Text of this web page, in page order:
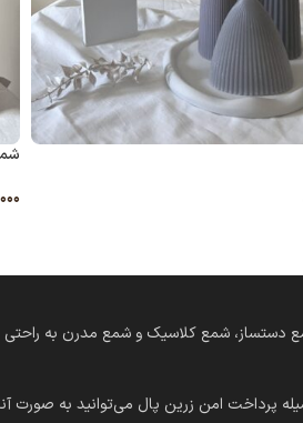
شمع دستساز، شمع کلاسیک و شمع مدرن به
پرداخت امن زرین پال می‌توانید به صورت